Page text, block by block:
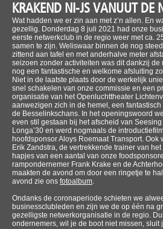
KRAKEND NI-JS VANUUT DE
Wat hadden we er zin aan met z’n allen. En
gezellig. Donderdag 8 juli 2021 had onze
eerste netwerkclub in de regio weer met ca.
samen te zijn. Weliswaar binnen de nog
zittend aan tafel en met anderhalve meter
seizoen zonder activiteiten was dit dankzij
nog een fantastische en welkome afsluiting
Niet in de laatste plaats door de werkelijk
snel schakelen van onze commissie en een
organisatie van het Openluchttheater
aanwezigen zich in de hemel, een
de Besselinkschans. In het openingswoord
even stil gestaan bij het afscheid van
Longa’30 en werd nogmaals de
hoofdsponsor Aloys Roemaat Transport.
Erik Zandstra, de vertrekkende trainer van
hapjes van een aantal van onze
rampondernemer Frank Krake en de
maakten de avond om door een ringetje te
avond zie ons fotoalbum.
Ondanks de coronaperiode schieten we
businessclubleden en zijn we de op één na
gezelligste netwerkorganisatie in de regio.
ondernemers, wil je de boot niet missen, sluit